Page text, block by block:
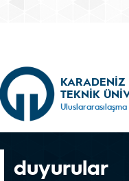
KARADENİZ
TEKNİK
duyurular